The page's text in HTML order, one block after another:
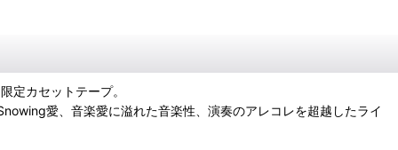
定カセットテープ。
愛、音楽愛に溢れた音楽性、演奏のアレコレを超越したライ